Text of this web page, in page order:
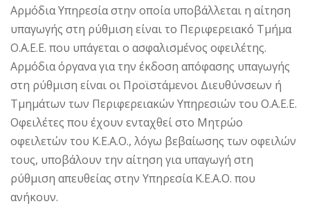
Αρμόδια Υπηρεσία στην οποία υποβάλλεται η αίτηση
υπαγωγής στη ρύθμιση είναι το Περιφερειακό Τμήμα
Ο.Α.Ε.Ε. που υπάγεται ο ασφαλισμένος οφειλέτης.
Αρμόδια όργανα για την έκδοση απόφασης υπαγωγής
στη ρύθμιση είναι οι Προϊστάμενοι Διευθύνσεων ή
Τμημάτων των Περιφερειακών Υπηρεσιών του Ο.Α.Ε.Ε.
Οφειλέτες που έχουν ενταχθεί στο Μητρώο
οφειλετών του Κ.Ε.Α.Ο., λόγω βεβαίωσης των οφειλών
τους, υποβάλουν την αίτηση για υπαγωγή στη
ρύθμιση απευθείας στην Υπηρεσία Κ.Ε.Α.Ο. που
ανήκουν.